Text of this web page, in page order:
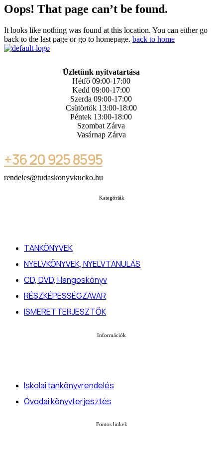
Oops! That page can’t be found.
It looks like nothing was found at this location. You can either go
back to the last page or go to homepage. back to home
Üzletünk nyitvatartása
Hétfő 09:00-17:00
Kedd 09:00-17:00
Szerda 09:00-17:00
Csütörtök 13:00-18:00
Péntek 13:00-18:00
Szombat Zárva
Vasárnap Zárva
+36 20 925 8595
rendeles@tudaskonyvkucko.hu
Kategóriák
TANKÖNYVEK
NYELVKÖNYVEK, NYELVTANULÁS
CD, DVD, Hangoskönyv
RÉSZKÉPESSÉGZAVAR
ISMERETTERJESZTŐK
Információk
Iskolai tankönyvrendelés
Óvodai könyvterjesztés
Fontos linkek